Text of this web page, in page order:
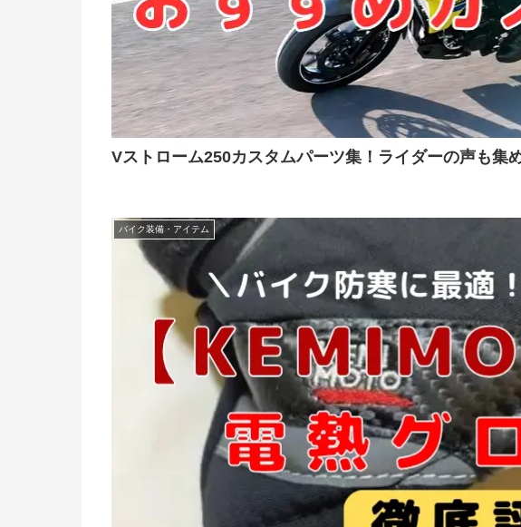
Vストローム250カスタムパーツ集！ライダーの声も集
バイク装備・アイテム